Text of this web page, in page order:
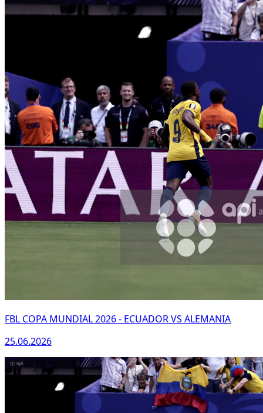
FBL COPA MUNDIAL 2026 - ECUADOR VS ALEMANIA
25.06.2026